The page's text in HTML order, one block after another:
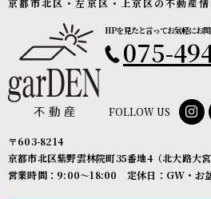
京都市北区・左京区・上京区の不動産情
FOLLOW US
HPを見たと言ってお気軽にお
075-
〒603-8214
京都市北区紫野雲林院町35番地4（北大路大宮
営業時間：9:00〜18:00 定休日：GW・お